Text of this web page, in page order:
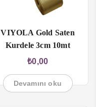
VIYOLA Gold Saten
Kurdele 3cm 10mt
₺0,00
Devamını oku